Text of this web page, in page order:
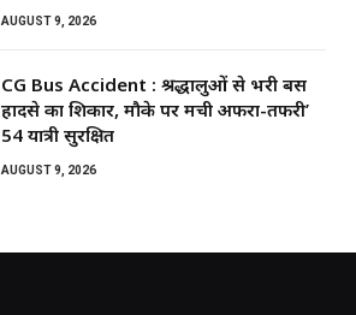
AUGUST 9, 2026
CG Bus Accident : श्रद्धालुओं से भरी बस
हादसे का शिकार, मौके पर मची अफरा-तफरी’
54 यात्री सुरक्षित
AUGUST 9, 2026